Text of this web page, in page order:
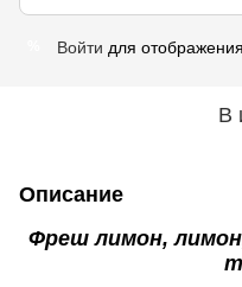
Войти для
В
Описание
Фреш лимон,